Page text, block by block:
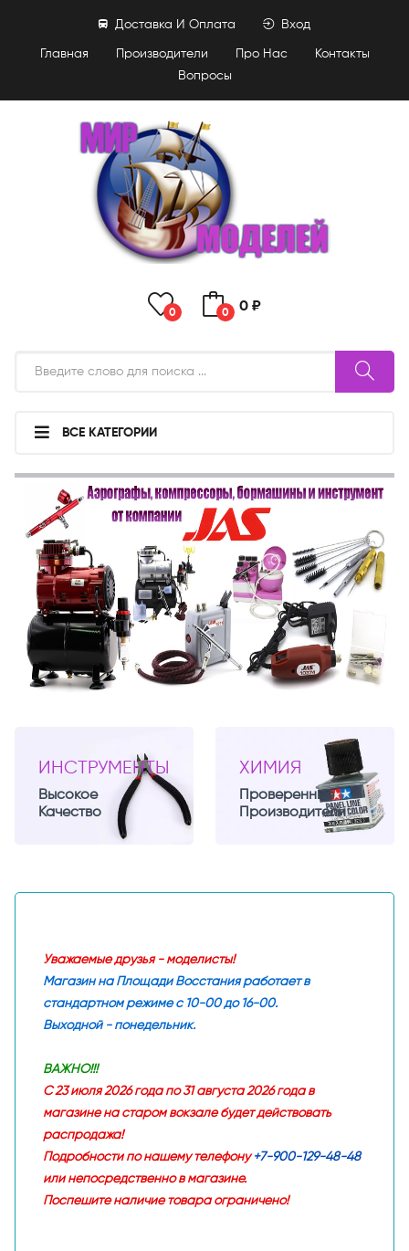
Главная Производители Про Нас
Контакты
Вопросы
Доставка И Оплата Вход
0 0 0 ₽
ВСЕ КАТЕГОРИИ
ИНСТРУМЕНТЫ
Высокое
Качество
ХИМИЯ
Проверенные
Производители
Уважаемые друзья - моделисты!
Магазин на Площади Восстания работает в
стандартном режиме с 10-00 до 16-00.
Выходной - понедельник.
ВАЖНО!!!
С 23 июля 2026 года по 31 августа 2026 года в
магазине на старом вокзале будет действовать
распродажа!
Подробности по нашему телефону+7-900-129-48-48
или непосредственно в магазине.
Поспешите наличие товара ограничено!